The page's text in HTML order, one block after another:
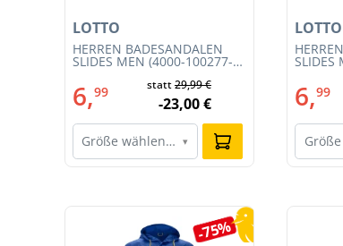
HERREN BADESANDALEN
SLIDES MEN (4000-100277-
LOTTO
6,99 statt29,99 €
-23,00 €
Größe wählen… ▾
SLIDES
LOTTO
6,99
Produktgalerie überspringen
-75%